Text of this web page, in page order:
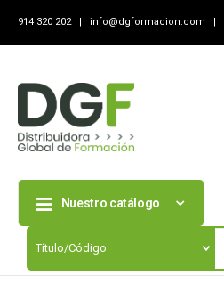
914 320 202 | info@dgformacion.com |
Nuestro catálogo